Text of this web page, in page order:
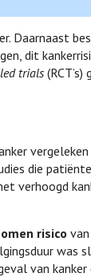
Daarnaast
dit
trials
die
verhoogd
risico
was
van